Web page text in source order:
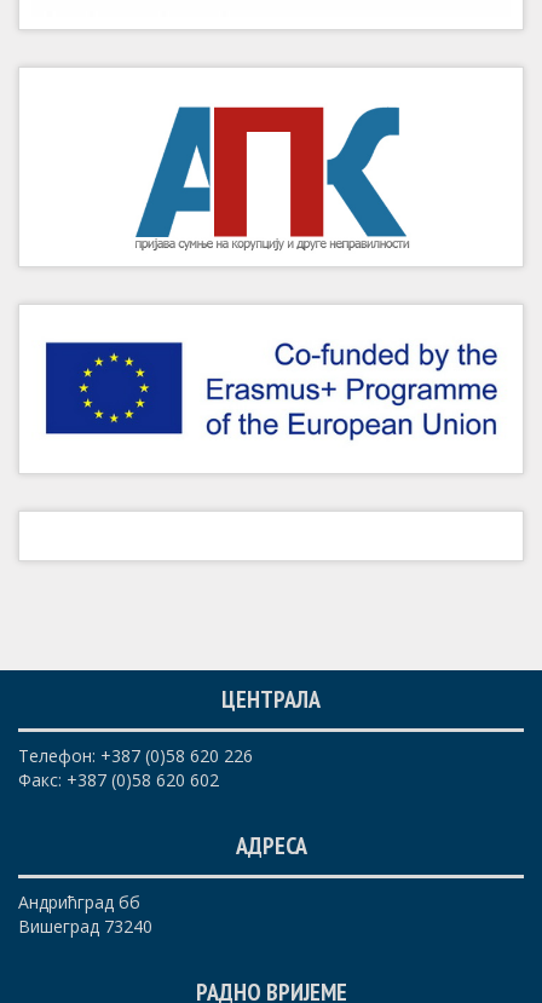
ЦЕНТРАЛА
Телефон: +387 (0)58 620 226
Факс: +387 (0)58 620 602
АДРЕСА
Андрићград бб
Вишеград 73240
РАДНО ВРИЈЕМЕ